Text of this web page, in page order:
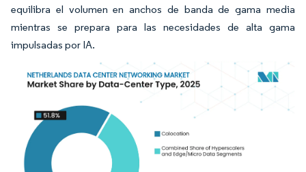
equilibra el volumen en anchos de banda de gama media
mientras se prepara para las necesidades de alta gama
impulsadas por IA.